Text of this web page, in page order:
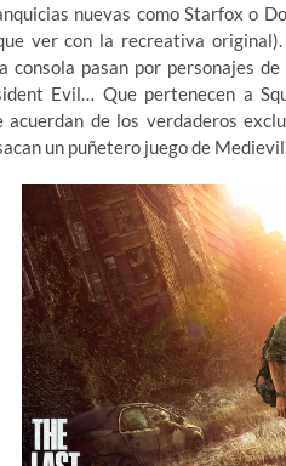
nuevas como Starfox o
ver con la recreativa
consola pasan por personajes
Evil… Que pertenecen a
acuerdan de los verdaderos
un puñetero juego de